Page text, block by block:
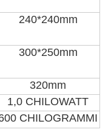
240*240mm
300*250mm
320mm
1,0 CHILOWATT
CHILOGRAMMI